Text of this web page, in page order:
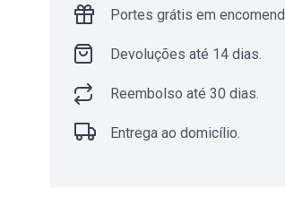
Portes grátis em
Devoluções até 14 dias.
Reembolso até 30 dias.
Entrega ao domicílio.